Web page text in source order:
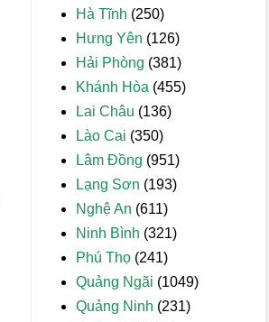
Hà Tĩnh (250)
Hưng Yên (126)
Hải Phòng (381)
Khánh Hòa (455)
Lai Châu (136)
Lào Cai (350)
Lâm Đồng (951)
Lạng Sơn (193)
Nghệ An (611)
Ninh Bình (321)
Phú Thọ (241)
Quảng Ngãi (1049)
Quảng Ninh (231)